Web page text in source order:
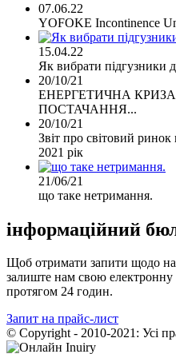
07.06.22
YOFOKE Incontinence
15.04.22
Як вибрати підгузники
20/10/21
ЕНЕРГЕТИЧНА
ПОСТАЧАННЯ...
20/10/21
Звіт про світовий ринок
2021 рік
21/06/21
що таке нетримання.
інформаційний
Щоб отримати запити щодо
залиште нам свою електронну
протягом 24 годин.
Запит на прайс-лист
© Copyright - 2010-2021: Усі